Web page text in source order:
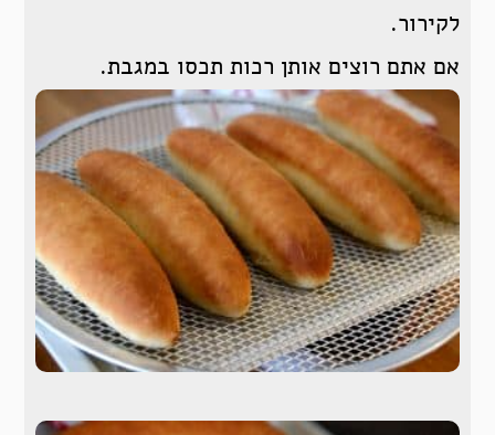
לקירור.
אם אתם רוצים אותן רכות תכסו במגבת.